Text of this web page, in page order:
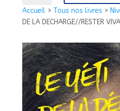
Accueil> Tous nos livres >
DE LA DECHARGE//RESTER
LE
YETI
DECHARGE//RESTER
VIVANT/MUSCADIER/